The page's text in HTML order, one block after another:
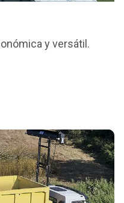
y versátil.